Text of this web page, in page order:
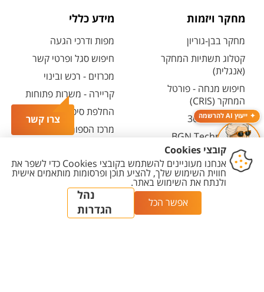
צרו קשר ייעוץ AI להרשמה
מחקר ויזמות
מחקר בבן-גוריון
קטלוג תשתיות המחקר
(אנגלית)
חיפוש מנחה - פורטל
המחקר (CRIS)
מרכז יזמות 360
BGN Technology
Transfer
פארק ההייטק
משרות אקדמיות
מידע כללי
מפות ודרכי הגעה
חיפוש סגל ופרטי קשר
מכרזים - רכש ובינוי
קריירה - משרות פתוחות
החלפת סיסמה ארגונית
מרכז הספורט והנופש
חירום